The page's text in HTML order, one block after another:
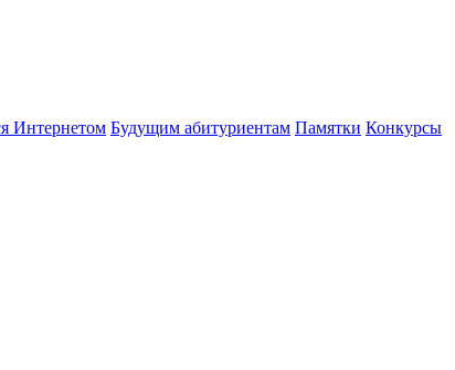
Интернетом Будущим абитуриентам Памятки Конкурсы